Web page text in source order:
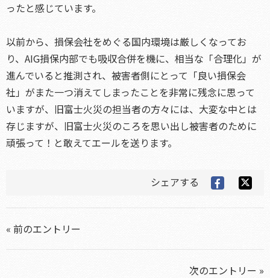
ったと感じています。
以前から、損保会社をめぐる国内環境は厳しくなってお
り、AIG損保内部でも吸収合併を機に、相当な「合理化」が
進んでいると推測され、被害者側にとって「良い損保会
社」がまた一つ消えてしまったことを非常に残念に思って
いますが、旧富士火災の担当者の方々には、大変な中とは
存じますが、旧富士火災のころを思い出し被害者のために
頑張って！と敢えてエールを送ります。
シェアする
« 前のエントリー
次のエントリー »